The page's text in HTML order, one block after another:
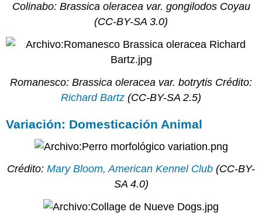
Expresión
cultivo
Estructura
plasmídico
Transfección
fosfato
Knock-
Transgénesis
Colinabo: Brassica oleracea var. gongilodos Coyau
(CC-BY-SA 3.0)
Romanesco: Brassica oleracea var. botrytis Crédito:
Richard Bartz (CC-BY-SA 2.5)
Variación: Domesticación Animal
Crédito: Mary Bloom, American Kennel Club (CC-BY-
SA 4.0)